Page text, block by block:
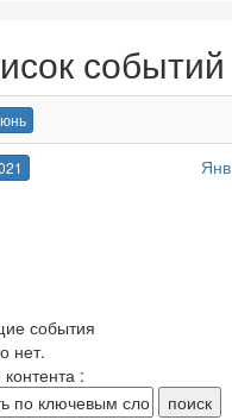
событий
Янв
события
нет.
: